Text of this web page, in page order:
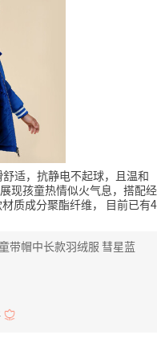
适，抗静电不起球，且温和
现孩童热情似火气息，搭配经
质成分聚酯纤维，
目前已有4
带帽中长款羽绒服 彗星蓝